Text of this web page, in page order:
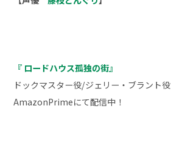
『 ロードハウス孤独の街』
ドックマスター役/ジェリー・ブラント役
AmazonPrimeにて配信中！